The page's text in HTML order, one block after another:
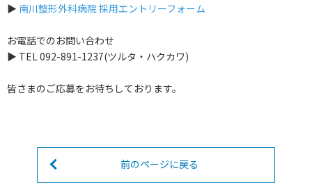
▶︎ 南川整形外科病院 採用エントリーフォーム
お電話でのお問い合わせ
▶︎ TEL 092-891-1237(ツルタ・ハクカワ)
皆さまのご応募をお待ちしております。
前のページに戻る